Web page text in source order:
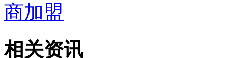
商加盟
相关资讯